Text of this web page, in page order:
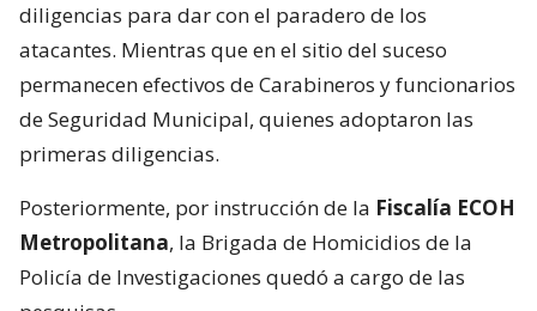
diligencias para dar con el paradero de los
atacantes. Mientras que en el sitio del suceso
permanecen efectivos de Carabineros y funcionarios
de Seguridad Municipal, quienes adoptaron las
primeras diligencias.
Posteriormente, por instrucción de la Fiscalía ECOH
Metropolitana, la Brigada de Homicidios de la
Policía de Investigaciones quedó a cargo de las